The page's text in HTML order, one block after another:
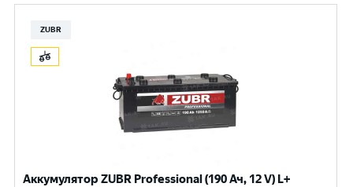
ZUBR
Аккумулятор ZUBR Professional (190 Ач, 12 V) L+